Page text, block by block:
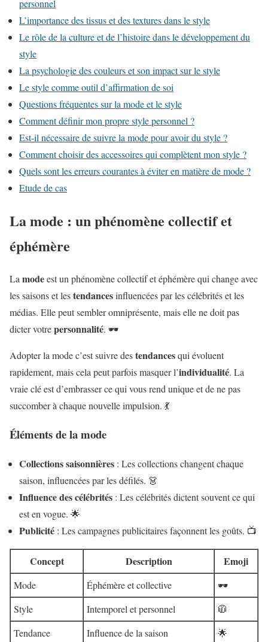
personnel
L’importance des tissus et des textures dans le style
Le rôle de la culture et de l’histoire dans le développement du
style
La psychologie des couleurs et son impact sur le style
Le style comme outil d’affirmation de soi
Questions fréquentes sur la mode et le style
Comment définir mon propre style personnel ?
Est-il nécessaire de suivre la mode pour avoir du style ?
Comment choisir des accessoires qui complètent mon style ?
Quels sont les erreurs courantes à éviter en matière de mode ?
Etude de cas
La mode : un phénomène collectif et
éphémère
La modeest un phénomène collectif et éphémère qui change avec
les saisons et lestendancesinfluencées par les célébrités et les
médias. Elle peut sembler omniprésente, mais elle ne doit pas
dicter votrepersonnalité. 🕶️
Adopter la mode c’est suivre destendancesqui évoluent
rapidement, mais cela peut parfois masquer l’individualité. La
vraie clé est d’embrasser ce qui vous rend unique et de ne pas
succomber à chaque nouvelle impulsion. 💃
Éléments de la mode
Collections saisonnières : Les collections changent chaque
saison, influencées par les défilés. 👗
Influence des célébrités : Les célébrités dictent souvent ce qui
est en vogue. 🌟
Publicité : Les campagnes publicitaires façonnent les goûts. 📺
Concept Description Emoji
Mode Éphémère et collective
🕶️
Style
Intemporel et personnel
🧥
Tendance
Influence de la saison
🌟